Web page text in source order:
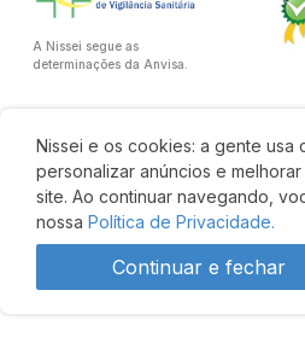
Nissei e os cookies: a gente usa
personalizar anúncios e
site. Ao continuar navegando,
nossa Política de Privacidade.
Continuar e fechar
A Nissei segue as
determinações da Anvisa.